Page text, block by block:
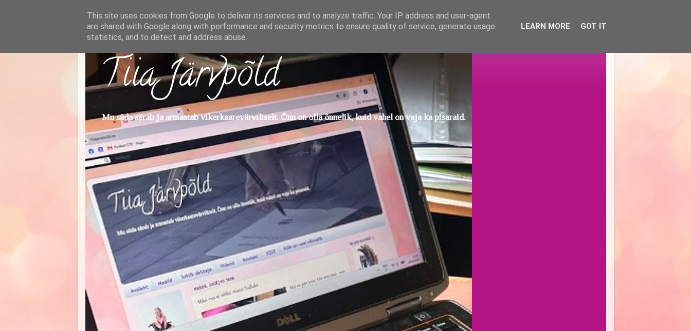
Tiia Järvpõld
Mu süda särab ja armastab vikerkaarevärviliselt. Õnn on olla õnnelik, kuid vahel on vaja ka pisaraid.
This site uses cookies from Google to deliver its services and to analyze traffic. Your IP address and user-agent
are shared with Google along with performance and security metrics to ensure quality of service, generate usage
statistics, and to detect and address abuse.
LEARN MORE GOT IT